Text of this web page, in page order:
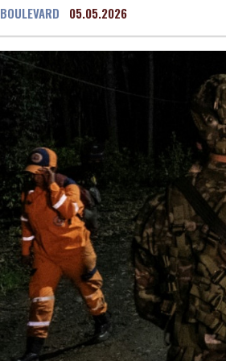
Mexico City
16 °C
Caracas
21 °C
Panama City
BOULEVARD 05.05.2026